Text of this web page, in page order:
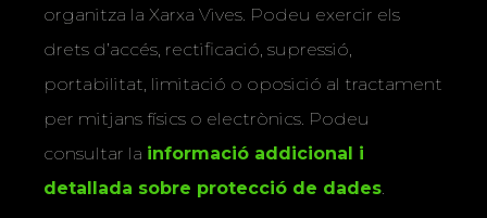
organitza la Xarxa Vives. Podeu exercir els
drets d’accés, rectificació, supressió,
portabilitat, limitació o oposició al tractament
per mitjans físics o electrònics. Podeu
consultar la informació addicional i
detallada sobre protecció de dades.